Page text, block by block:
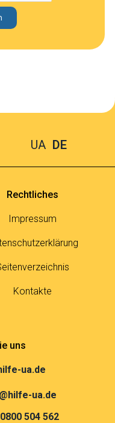
UA DE
Rechtliches
Impressum
Kontakte
uns
ua.de
ua.de
0800 504 562